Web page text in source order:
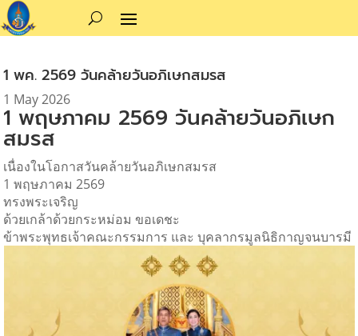
1 พค. 2569 วันคล้ายวันอภิเษกสมรส
1 May 2026
1 พฤษภาคม 2569 วันคล้ายวันอภิเษก
สมรส
เนื่องในโอกาสวันคล้ายวันอภิเษกสมรส
1 พฤษภาคม 2569
ทรงพระเจริญ
ด้วยเกล้าด้วยกระหม่อม ขอเดชะ
ข้าพระพุทธเจ้าคณะกรรมการ และ บุคลากรมูลนิธิกาญจนบารมี